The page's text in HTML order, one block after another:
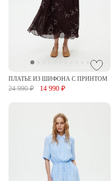
ПЛАТЬЕ ИЗ ШИФОНА С ПРИНТОМ
24 990 ₽ 14 990 ₽